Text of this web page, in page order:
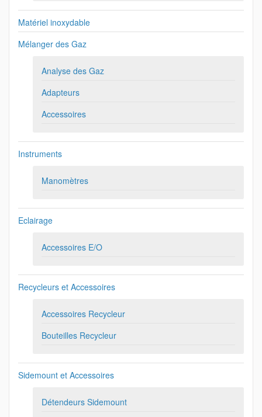
Matériel inoxydable
Mélanger des Gaz
Analyse des Gaz
Adapteurs
Accessoires
Instruments
Manomètres
Eclairage
Accessoires E/O
Recycleurs et Accessoires
Accessoires Recycleur
Bouteilles Recycleur
Sidemount et Accessoires
Détendeurs Sidemount